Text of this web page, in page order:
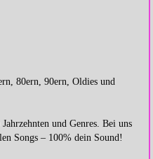
80ern, 90ern, Oldies und
und Genres. Bei uns
Songs – 100% dein Sound!